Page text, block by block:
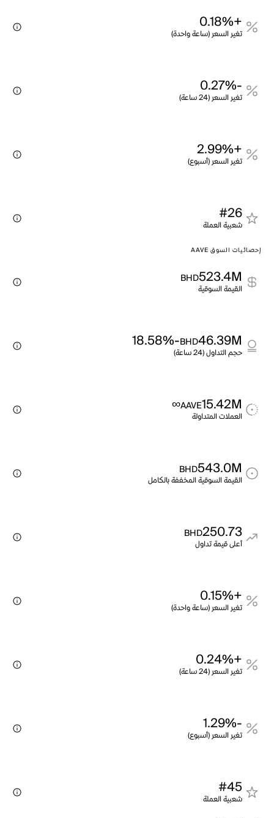
+0.18%
تغير السعر (ساعة واحدة)
-0.27%
تغير السعر (24 ساعة)
+2.99%
تغير السعر (أسبوع)
#26
شعبية العملة
إحصائيات السوق AAVE
523.4M
BHD
القيمة السوقية
46.39M
BHD
-18.58%
حجم التداول (24 ساعة)
15.42M
AAVE
∞
العملات المتداولة
543.0M
BHD
القيمة السوقية المخففة بالكامل
250.73
BHD
أعلى قيمة تداول
+0.15%
تغير السعر (ساعة واحدة)
+0.24%
تغير السعر (24 ساعة)
-1.29%
تغير السعر (أسبوع)
#45
شعبية العملة